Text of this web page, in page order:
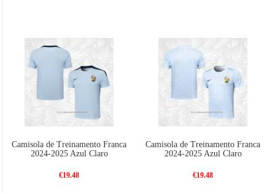
Camisola de Treinamento Franca
2024-2025 Azul Claro
€19.48
Camisola de Treinamento Franca
2024-2025 Azul Claro
€19.48